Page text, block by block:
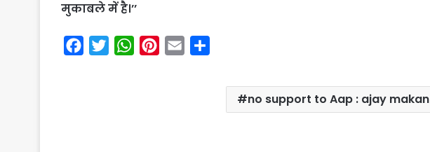
मुकाबले में है।’’
W
no support to Aap : ajay makan